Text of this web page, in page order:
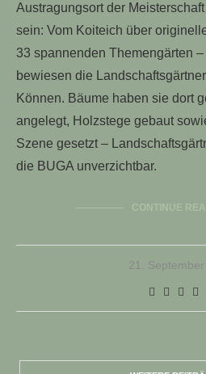
Austragungsort der
sein: Vom Koiteich über
33 spannenden Themengärten
bewiesen die
Können. Bäume haben sie dort
angelegt, Holzstege gebaut
Szene gesetzt –
die BUGA unverzichtbar.
21.